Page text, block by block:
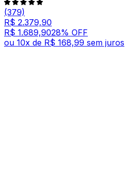
(379)
R$ 2.379,90
R$ 1.689,9028% OFF
ou 10x de R$ 168,99 sem juros